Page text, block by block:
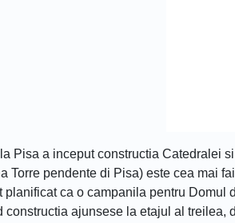
Pisa a inceput constructia Catedralei
Torre pendente di Pisa) este cea mai
planificat ca o campanila pentru
constructia ajunsese la etajul al